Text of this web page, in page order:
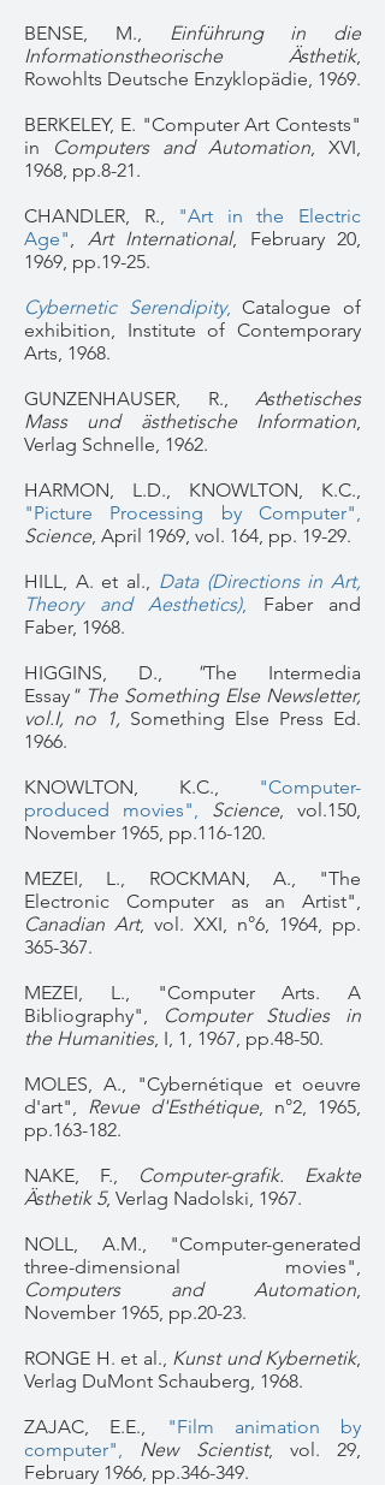
BENSE, M., Einführung in die
Informationstheorische Ästhetik,
Rowohlts Deutsche Enzyklopädie, 1969.
BERKELEY, E. "Computer Art Contests"
in
Computers and Automation, XVI,
1968, pp.8-21.
CHANDLER, R., "Art in the Electric
Age", Art International, February 20,
1969, pp.19-25.
Cybernetic Serendipity, Catalogue of
exhibition, Institute of Contemporary
Arts, 1968.
GUNZENHAUSER, R., Asthetisches
Mass und ästhetische Information,
Verlag Schnelle, 1962.
HARMON, L.D., KNOWLTON, K.C.,
"Picture Processing by Computer",
Science, April 1969, vol. 164, pp. 19-29.
HILL, A. et al., Data (Directions in Art,
Theory and Aesthetics), Faber and
Faber, 1968.
HIGGINS, D.,
"The Intermedia
Essay " The Something Else Newsletter,
vol.I, no 1, Something Else Press Ed.
1966.
KNOWLTON, K.C.,
"Computer-
produced movies",
Science, vol.150,
November 1965, pp.116-120.
MEZEI, L., ROCKMAN, A., "The
Electronic Computer as an Artist",
Canadian Art, vol. XXI, n°6, 1964, pp.
365-367.
MEZEI, L., "Computer Arts. A
Bibliography",
Computer Studies in
the Humanities, I, 1, 1967, pp.48-50.
MOLES, A., "Cybernétique et oeuvre
d'art", Revue d'Esthétique, n°2, 1965,
pp.163-182.
NAKE, F.,
Computer-grafik. Exakte
Ästhetik 5, Verlag Nadolski, 1967.
NOLL, A.M., "Computer-generated
three-dimensional movies",
Computers and Automation,
November 1965, pp.20-23.
RONGE H. et al., Kunst und Kybernetik,
Verlag DuMont Schauberg, 1968.
ZAJAC, E.E.,
"Film animation by
computer",
New Scientist, vol. 29,
February 1966, pp.346-349.